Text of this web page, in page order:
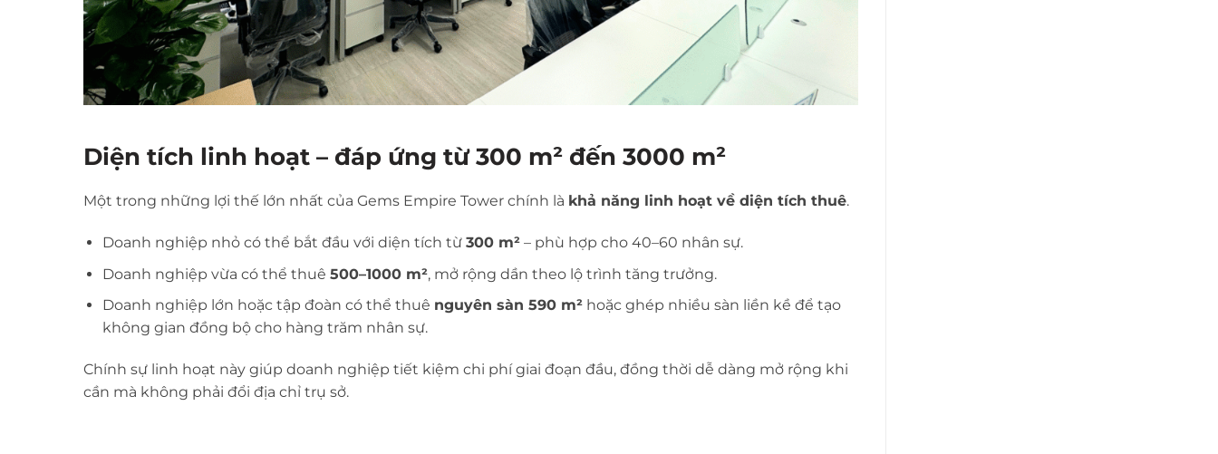
Diện tích linh hoạt – đáp ứng từ 300 m² đến 3000 m²
Một trong những lợi thế lớn nhất của Gems Empire Tower chính là khả năng linh hoạt về diện tích thuê.
Doanh nghiệp nhỏ có thể bắt đầu với diện tích từ 300 m²– phù hợp cho 40–60 nhân sự.
Doanh nghiệp vừa có thể thuê 500–1000 m², mở rộng dần theo lộ trình tăng trưởng.
Doanh nghiệp lớn hoặc tập đoàn có thể thuê nguyên sàn 590 m²hoặc ghép nhiều sàn liền kề để tạo
không gian đồng bộ cho hàng trăm nhân sự.
Chính sự linh hoạt này giúp doanh nghiệp tiết kiệm chi phí giai đoạn đầu, đồng thời dễ dàng mở rộng khi
cần mà không phải đổi địa chỉ trụ sở.